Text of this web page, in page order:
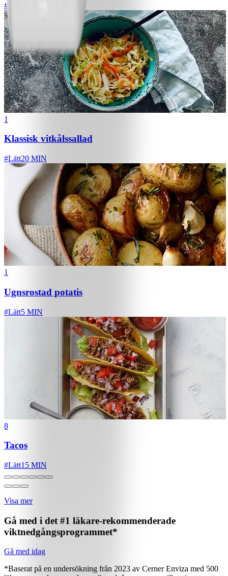
#
1
Klassisk vitkålssallad
#Lätt20 MIN
1
Ugnsrostad potatis
#Lätt5 MIN
8
Tacos
#Lätt15 MIN
Visa mer
Gå med i det #1 läkare-rekommenderade
viktnedgångsprogrammet*
Gå med idag
*Baserat på en undersökning från 2023 av Cerner Enviza med 500